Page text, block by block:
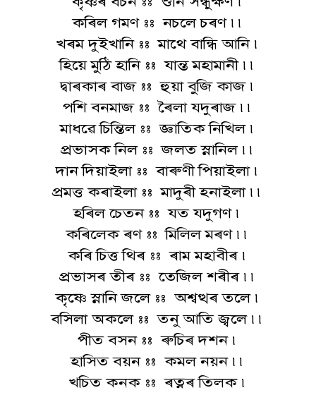
কৰিল গমণ :: নচলে চৰণ ৷৷
খৰম দুইখানি :: মাথে বান্ধি আনি ৷
হিয়ে মুঠি হানি :: যান্ত মহামানী ৷৷
দ্বাৰকাৰ বাজ :: হুয়া বুজি কাজ ৷
পশি বনমাজ :: ৰৈলা যদুৰাজ ৷৷
মাধৱে চিন্তিল :: জ্ঞাতিক নিখিল ৷
প্ৰভাসক নিল :: জলত স্নানিল ৷৷
দান দিয়াইলা :: বাৰুণী পিয়াইলা ৷
প্ৰমত্ত কৰাইলা :: মাদুৰী হনাইলা ৷৷
হৰিল চেতন :: যত যদুগণ ৷
কৰিলেক ৰণ :: মিলিল মৰণ ৷৷
কৰি চিত্ত থিৰ :: ৰাম মহাবীৰ ৷
প্ৰভাসৰ তীৰ :: তেজিল শৰীৰ ৷৷
কৃষ্ণে স্নানি জলে :: অশ্বত্থৰ তলে ৷
বসিলা অকলে :: তনু আতি জ্বলে ৷৷
পীত বসন :: ৰুচিৰ দশন ৷
হাসিত বয়ন :: কমল নয়ন ৷৷
খচিত কনক :: ৰত্নৰ তিলক ৷